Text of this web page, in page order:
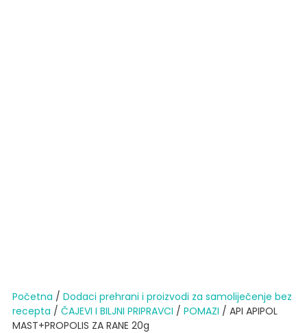
Početna / Dodaci prehrani i proizvodi za samoliječenje bez
recepta / ČAJEVI I BILJNI PRIPRAVCI / POMAZI / API APIPOL
MAST+PROPOLIS ZA RANE 20g